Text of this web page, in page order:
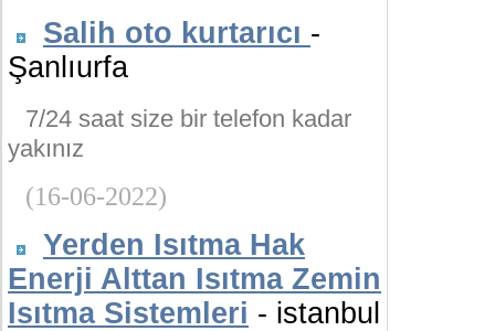
Salih oto kurtarıcı -
Şanlıurfa
7/24 saat size bir telefon kadar
yakınız
(16-06-2022)
Yerden Isıtma Hak
Enerji Alttan Isıtma Zemin
Isıtma Sistemleri - istanbul